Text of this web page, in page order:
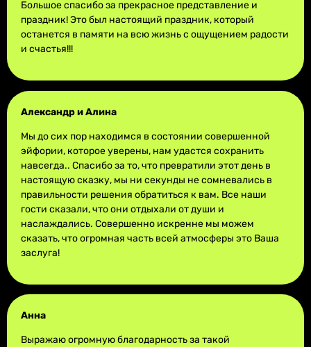
Большое спасибо за прекрасное представление и
праздник! Это был настоящий праздник, который
останется в памяти на всю жизнь с ощущением радости
и счастья!!!
Александр и Алина
Мы до сих пор находимся в состоянии совершенной
эйфории, которое уверены, нам удастся сохранить
навсегда.. Спасибо за то, что превратили этот день в
настоящую сказку, мы ни секунды не сомневались в
правильности решения обратиться к вам. Все наши
гости сказали, что они отдыхали от души и
наслаждались. Совершенно искренне мы можем
сказать, что огромная часть всей атмосферы это Ваша
заслуга!
Анна
Выражаю огромную благодарность за такой